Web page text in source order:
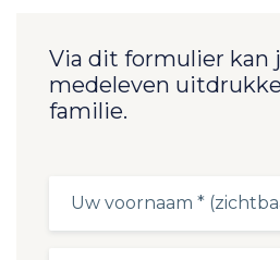
Via dit formulier kan
medeleven
familie.